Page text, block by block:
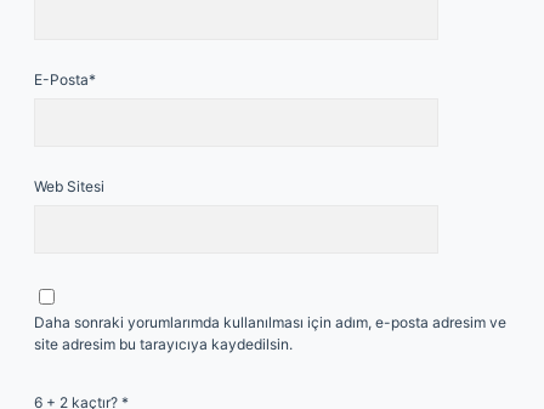
E-Posta*
Web Sitesi
Daha sonraki yorumlarımda kullanılması için adım, e-posta adresim ve
site adresim bu tarayıcıya kaydedilsin.
6 + 2 kaçtır? *